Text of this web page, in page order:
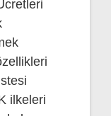
ilkeleri